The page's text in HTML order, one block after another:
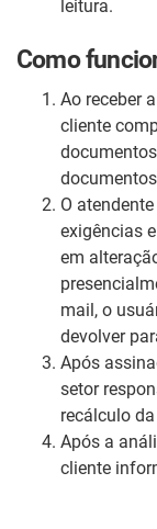
leitura.
Como
Ao receber
cliente
O
exigências
em
mail, o
devolver
Após
setor
recálculo
Após a
cliente